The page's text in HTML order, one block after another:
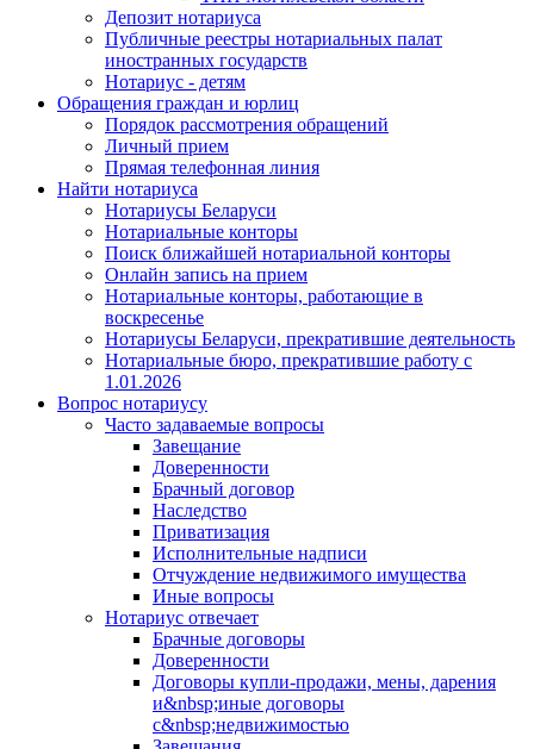
Депозит нотариуса
Публичные реестры нотариальных палат
иностранных государств
Нотариус - детям
Обращения граждан и юрлиц
Порядок рассмотрения обращений
Личный прием
Прямая телефонная линия
Найти нотариуса
Нотариусы Беларуси
Нотариальные конторы
Поиск ближайшей нотариальной конторы
Онлайн запись на прием
Нотариальные конторы, работающие в
воскресенье
Нотариусы Беларуси, прекратившие деятельность
Нотариальные бюро, прекратившие работу с
1.01.2026
Вопрос нотариусу
Часто задаваемые вопросы
Завещание
Доверенности
Брачный договор
Наследство
Приватизация
Исполнительные надписи
Отчуждение недвижимого имущества
Иные вопросы
Нотариус отвечает
Брачные договоры
Доверенности
Договоры купли-продажи, мены, дарения
и&nbsp;иные договоры
с&nbsp;недвижимостью